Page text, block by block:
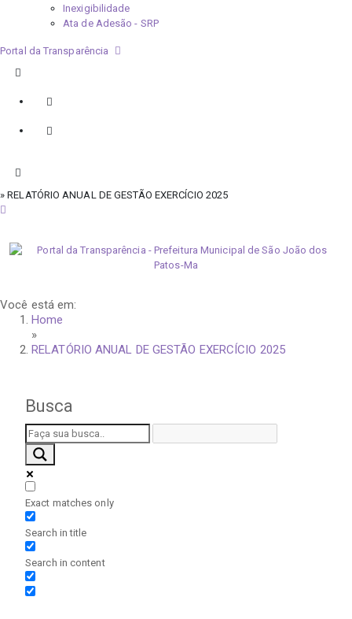
Inexigibilidade
Ata de Adesão - SRP
Portal da Transparência
» RELATÓRIO ANUAL DE GESTÃO EXERCÍCIO 2025
Você está em:
Home
»
RELATÓRIO ANUAL DE GESTÃO EXERCÍCIO 2025
Busca
Exact matches only
Search in title
Search in content